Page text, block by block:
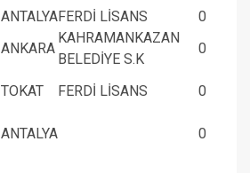
ANTALYAFERDİ LİSANS
0
ANKARA
KAHRAMANKAZAN
BELEDİYE S.K
0
TOKAT FERDİ LİSANS 0
ANTALYA 0